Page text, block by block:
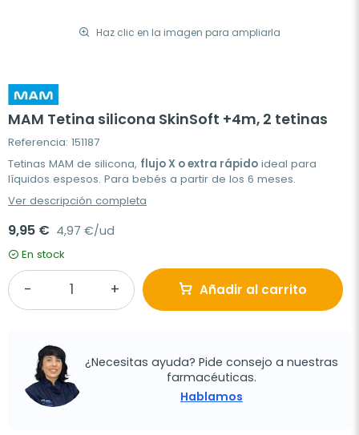
Haz clic en la imagen para ampliarla
MAM Tetina silicona SkinSoft +4m, 2 tetinas
Referencia: 151187
Tetinas MAM de silicona, flujo X o extra rápido ideal para
líquidos espesos. Para bebés a partir de los 6 meses.
Ver descripción completa
9,95 € 4,97 €/ud
En stock
Añadir al carrito
¿Necesitas ayuda? Pide consejo a nuestras
farmacéuticas.
Hablamos